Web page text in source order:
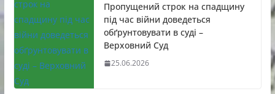
Пропущений строк на спадщину
під час війни доведеться
обґрунтовувати в суді –
Верховний Суд
25.06.2026